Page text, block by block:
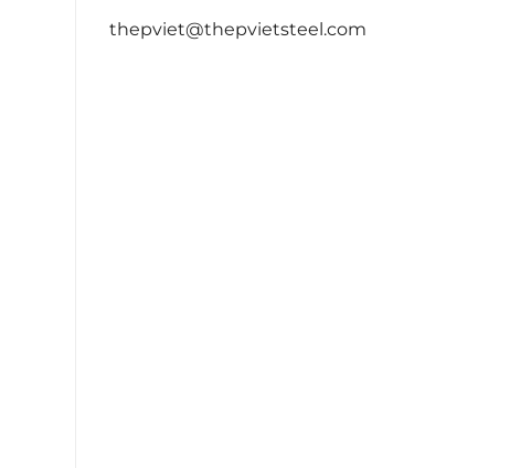
thepviet@thepvietsteel.com